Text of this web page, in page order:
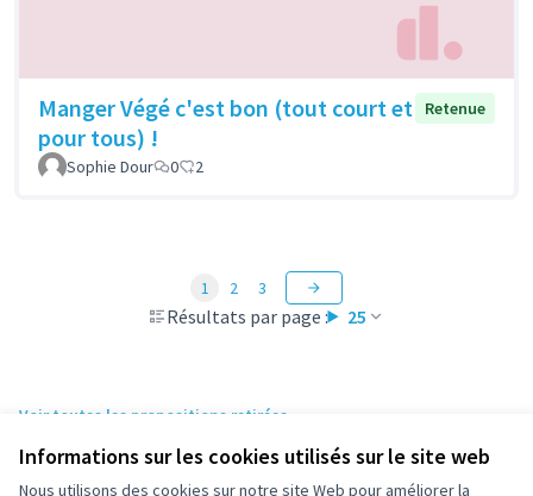
Informations sur les cookies utilisés sur le site web
Nous utilisons des cookies sur notre site Web pour améliorer la
Manger Végé c'est bon (tout court et
pour tous) !
Retenue
Sophie Dour 0 2
Résultats par page : 25
1 2 3
Voir toutes les propositions retirées